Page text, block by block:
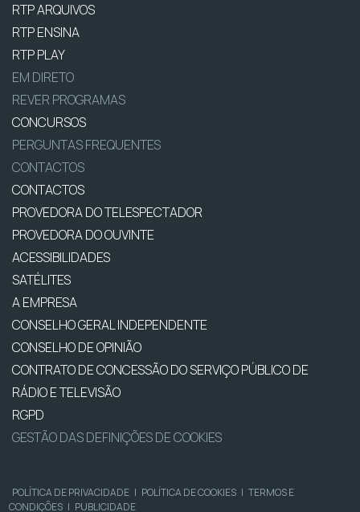
RTP ARQUIVOS
RTP ENSINA
RTP PLAY
EM DIRETO
REVER PROGRAMAS
CONCURSOS
PERGUNTAS FREQUENTES
CONTACTOS
CONTACTOS
PROVEDORA DO TELESPECTADOR
PROVEDORA DO OUVINTE
ACESSIBILIDADES
SATÉLITES
A EMPRESA
CONSELHO GERAL INDEPENDENTE
CONSELHO DE OPINIÃO
CONTRATO DE CONCESSÃO DO SERVIÇO PÚBLICO DE
RÁDIO E TELEVISÃO
RGPD
GESTÃO DAS DEFINIÇÕES DE COOKIES
POLÍTICA DE PRIVACIDADE | POLÍTICA DE COOKIES | TERMOS E
CONDIÇÕES | PUBLICIDADE